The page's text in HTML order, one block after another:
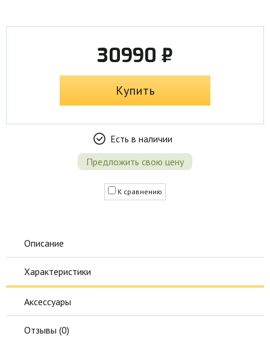
30990 ₽
Купить
Есть в наличии
Предложить свою цену
К сравнению
Описание
Характеристики
Аксессуары
Отзывы (0)